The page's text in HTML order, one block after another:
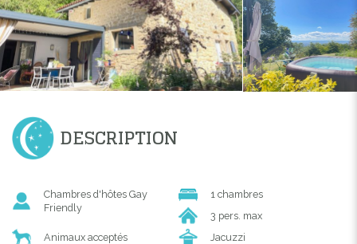
DESCRIPTION
Chambres d'hôtes Gay
Friendly
1 chambres
3 pers. max
Animaux acceptés
Jacuzzi